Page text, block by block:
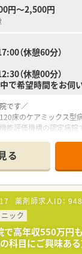
の調剤と注射薬の個人
使用するために薬の情
薬剤師が活躍してい
す(ゆくゆくは薬剤師3
時間ほどでプライペー
お考えの方にもオススメ
です／
以上の精神科病院で
設立した歴史が長く地
資格手当など諸手当も
、風通しが良く相談し
り車で5分ほどで、車通
す
なった方はお問い合わ
円～2,500円
（休憩60分）
（休憩00分）
で希望時間をお伺
です／
床のケアミックス型
能評価機構の認定病院で
いて／
事務2名体制で今回は
。
加算を今後取得してい
く落ち着いた雰囲気の中
実／
児所があるため、子
る
薬剤師求人ID：
ック
で高年収550万
科目にご興味あ